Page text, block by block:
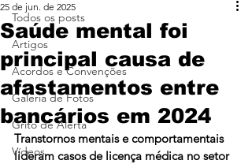
Todos os posts
Artigos
Acordos e Convenções
Galeria de Fotos
Grito de Alerta
Vídeos
Saúde mental foi
principal causa de
afastamentos entre
bancários em 2024
25 de jun. de 2025
Transtornos mentais e comportamentais
lideram casos de licença médica no setor